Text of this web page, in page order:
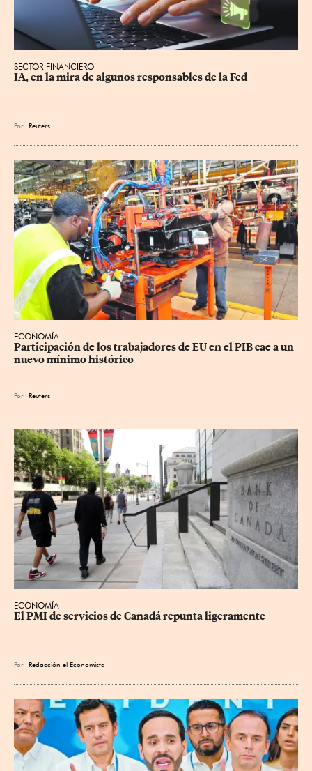
SECTOR FINANCIERO
IA, en la mira de algunos responsables de la Fed
Por Reuters
ECONOMÍA
Participación de los trabajadores de EU en el PIB cae a un
nuevo mínimo histórico
Por Reuters
ECONOMÍA
El PMI de servicios de Canadá repunta ligeramente
Por Redacción el Economista